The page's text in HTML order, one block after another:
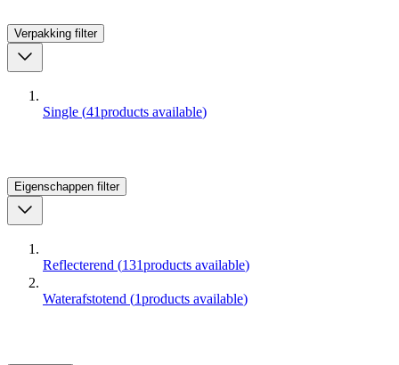
Verpakking filter
Single (41products available)
Eigenschappen filter
Reflecterend (131products available)
Waterafstotend (1products available)